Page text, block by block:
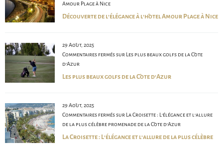
Amour Plage à Nice
Découverte de l’élégance à l’hôtel Amour Plage à Nice
29 Août, 2025
Commentaires ferméssur Les plus beaux golfs de la Côte
d’Azur
Les plus beaux golfs de la Côte d’Azur
29 Août, 2025
Commentaires ferméssur La Croisette : L’élégance et l’allure
de la plus célèbre promenade de la Côte d’Azur
La Croisette : L’élégance et l’allure de la plus célèbre